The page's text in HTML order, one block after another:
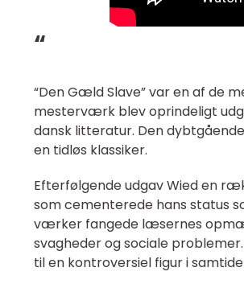
“
“Den Gæld Slave” var en af de
mesterværk blev oprindeligt
dansk litteratur. Den
en tidløs klassiker.
Efterfølgende udgav Wied en
som cementerede hans status
værker fangede læsernes
svagheder og sociale
til en kontroversiel figur i